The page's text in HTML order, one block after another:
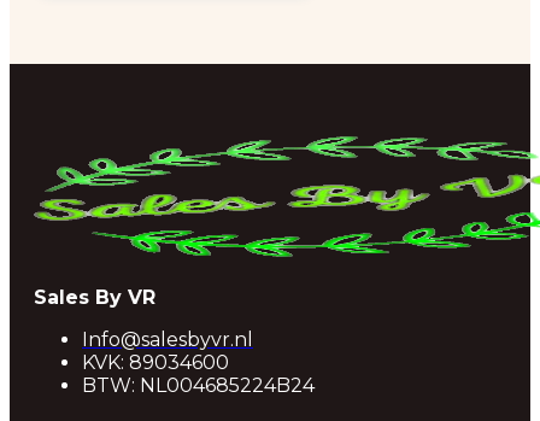
Sales By VR
Info@salesbyvr.nl
KVK: 89034600
BTW: NL004685224B24